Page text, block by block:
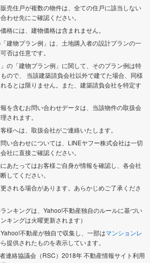
販売住戸が複数の物件は、全ての住戸に該当しない
わせ先にご確認ください。
格には、建物価格は含まれません。
「建物プラン例」は、土地購入者の設計プランの一
否は任意です。
」の「建物プラン例」に関して、そのプラン例は特
ので、 当該建築請負会社以外で建てた場合、同様
るとは限りません。また、建築請負会社を特定す
を含むお問い合わせデータは、当該物件の取扱会
されます。
様へは、取扱会社がご連絡いたします。
い合わせについては、LINEヤフー株式会社は一切
社に直接ご確認ください。
あたってはお客様ご自身が情報を確認し、各会社
してください。
される場合があります。あらかじめご了承くださ
ンキングは、Yahoo!不動産独自のルールに基づい
キングは火曜更新されます）
不動産が独自で収集し、一部はマンションレ
提供されたものを表示しています。
連絡協議会（RSC）2018年 不動産情報サイト利用